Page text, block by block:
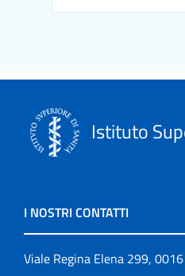
Istituto
I NOSTRI CONTATTI
Viale Regina Elena 299,